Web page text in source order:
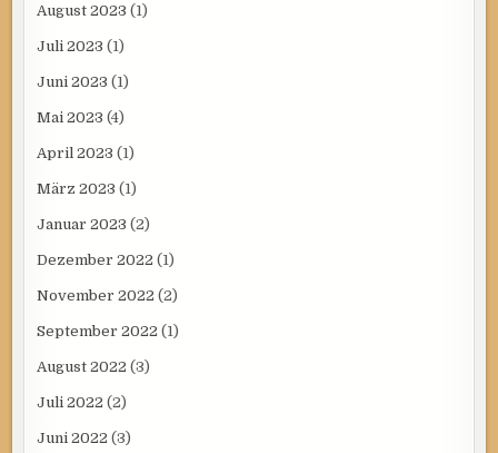
August 2023 (1)
Juli 2023 (1)
Juni 2023 (1)
Mai 2023 (4)
April 2023 (1)
März 2023 (1)
Januar 2023 (2)
Dezember 2022 (1)
November 2022 (2)
September 2022 (1)
August 2022 (3)
Juli 2022 (2)
Juni 2022 (3)